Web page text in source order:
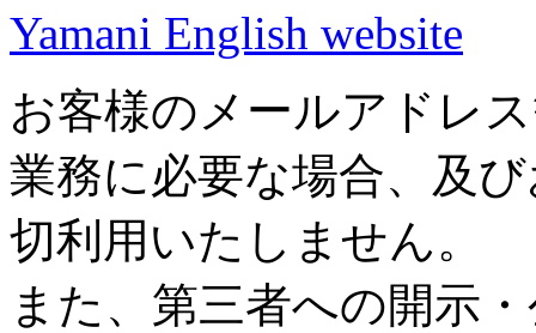
Yamani English website
お客様のメールアドレ
業務に必要な場合、及
切利用いたしません。
また、第三者への開示